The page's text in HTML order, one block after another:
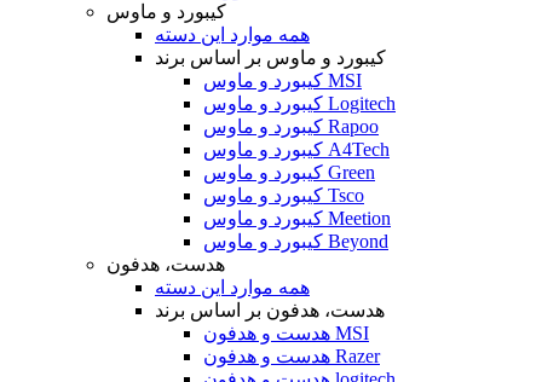
کیبورد و ماوس
همه موارد این دسته
کیبورد و ماوس بر اساس برند
کیبورد و ماوس MSI
کیبورد و ماوس Logitech
کیبورد و ماوس Rapoo
کیبورد و ماوس A4Tech
کیبورد و ماوس Green
کیبورد و ماوس Tsco
کیبورد و ماوس Meetion
کیبورد و ماوس Beyond
هدست، هدفون
همه موارد این دسته
هدست، هدفون بر اساس برند
هدست و هدفون MSI
هدست و هدفون Razer